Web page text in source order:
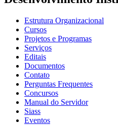
Estrutura Organizacional
Cursos
Projetos e Programas
Serviços
Editais
Documentos
Contato
Perguntas Frequentes
Concursos
Manual do Servidor
Siass
Eventos